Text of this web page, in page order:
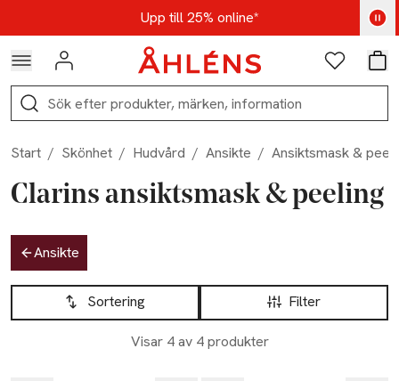
Hoppa till navigationsmenynUpp till 25% online*
Kod: AUG25 - Shoppa nu
Logga in Favoriter
Sök
Start / Skönhet / Hudvård / Ansikte / Ansiktsmask &
Clarins ansiktsmask & peeling
Hoppa till produktsidan
Ansikte
Hoppa till produktsidan
Filter
Sortering
Visar 4 av 4 produkter
Lista över produkter